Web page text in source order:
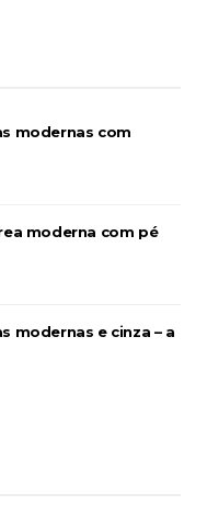
modernas com
moderna com pé
modernas e cinza – a